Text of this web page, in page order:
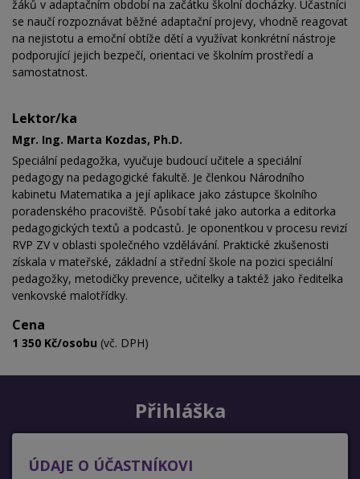
žáků v adaptačním období na začátku školní docházky. Účastníci
se naučí rozpoznávat běžné adaptační projevy, vhodně reagovat
na nejistotu a emoční obtíže dětí a využívat konkrétní nástroje
podporující jejich bezpečí, orientaci ve školním prostředí a
samostatnost.
Lektor/ka
Mgr. Ing. Marta Kozdas, Ph.D.
Speciální pedagožka, vyučuje budoucí učitele a speciální
pedagogy na pedagogické fakultě. Je členkou Národního
kabinetu Matematika a její aplikace jako zástupce školního
poradenského pracoviště. Působí také jako autorka a editorka
pedagogických textů a podcastů. Je oponentkou v procesu revizí
RVP ZV v oblasti společného vzdělávání. Praktické zkušenosti
získala v mateřské, základní a střední škole na pozici speciální
pedagožky, metodičky prevence, učitelky a taktéž jako ředitelka
venkovské malotřídky.
Cena
1 350 Kč/osobu (vč. DPH)
Přihláška
ÚDAJE O ÚČASTNÍKOVI